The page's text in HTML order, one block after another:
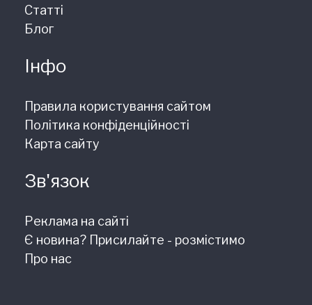
Статті
Блог
Інфо
Правила користування сайтом
Політика конфіденційності
Карта сайту
Зв'язок
Реклама на сайті
Є новина? Присилайте - розмістимо
Про нас